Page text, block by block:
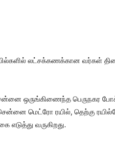
லட்சக்கணக்கான வர்கள்
ஒருங்கிணைந்த பெருநகர
மெட்ரோ ரயில், தெற்கு
வருகிறது.